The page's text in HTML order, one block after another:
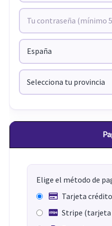
Elige el método de
Tarjeta
Stripe